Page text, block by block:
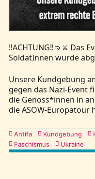
‼️ACHTUNG‼️🤜⚔️ Das
SoldatInnen wurde
Unsere Kundgebung
gegen das Nazi-Event
die Genoss*innen in
die ASOW-Europatour
Kategorien
Antifa Kundgebung
Faschismus
Ukraine